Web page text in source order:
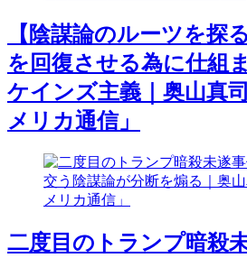
【陰謀論のルーツを探
を回復させる為に仕組
ケインズ主義｜奥山真
メリカ通信」
二度目のトランプ暗殺